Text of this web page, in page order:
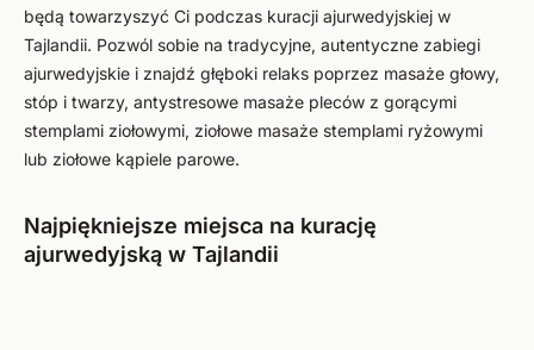
będą towarzyszyć Ci podczas kuracji ajurwedyjskiej w
Tajlandii. Pozwól sobie na tradycyjne, autentyczne zabiegi
ajurwedyjskie i znajdź głęboki relaks poprzez masaże głowy,
stóp i twarzy, antystresowe masaże pleców z gorącymi
stemplami ziołowymi, ziołowe masaże stemplami ryżowymi
lub ziołowe kąpiele parowe.
Najpiękniejsze miejsca na kurację
ajurwedyjską w Tajlandii